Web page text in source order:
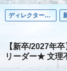
ディレクター（Web／システム開発／映像など）
【新卒/2027年
リーダー★ 文理